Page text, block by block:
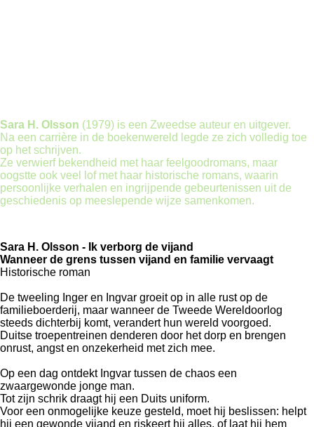
Sara H. Olsson (1979) is een Zweedse auteur en uitgever.
Na een carrière in de boekenwereld legde ze zich volledig toe
op het schrijven.
Ze verwierf bekendheid met haar feelgoodromans, maar
oogstte ook veel lof met haar historische romans, waarin
persoonlijke verhalen en ingrijpende gebeurtenissen uit de
geschiedenis op meeslepende wijze samenkomen.
Sara H. Olsson - Ik verborg de vijand
Wanneer de grens tussen vijand en familie vervaagt
Historische roman
De tweeling Inger en Ingvar groeit op in alle rust op de
familieboerderij, maar wanneer de Tweede Wereldoorlog
steeds dichterbij komt, verandert hun wereld voorgoed.
Duitse troepentreinen denderen door het dorp en brengen
onrust, angst en onzekerheid met zich mee.
Op een dag ontdekt Ingvar tussen de chaos een
zwaargewonde jonge man.
Tot zijn schrik draagt hij een Duits uniform.
Voor een onmogelijke keuze gesteld, moet hij beslissen: helpt
hij een gewonde vijand en riskeert hij alles, of laat hij hem